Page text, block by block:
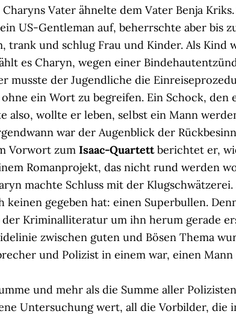
Vater ähnelte dem Vater Benja
US-Gentleman auf, beherrschte aber bis
trank und schlug Frau und Kinder. Als Kind
es Charyn, wegen einer
musste der Jugendliche die
ein Wort zu begreifen. Ein Schock, den
also, wollte er leben, selbst ein Mann
war der Augenblick der
Vorwort zum Isaac-Quartettberichtet er,
Romanprojekt, das nicht rund werden
machte Schluss mit der
keinen gegeben hat: einen Superbullen.
Kriminalliteratur um ihn herum gerade
zwischen guten und Bösen Thema
und Polizist in einem war, einen
und mehr als die Summe aller
Untersuchung wert, all die Vorbilder, die